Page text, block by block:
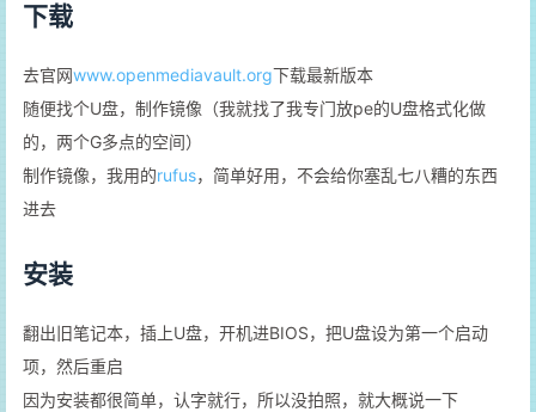
下载
去官网www.openmediavault.org下载最新版本
随便找个U盘，制作镜像（我就找了我专门放pe的U盘格式化做
的，两个G多点的空间）
制作镜像，我用的rufus，简单好用，不会给你塞乱七八糟的东西
进去
安装
翻出旧笔记本，插上U盘，开机进BIOS，把U盘设为第一个启动
项，然后重启
因为安装都很简单，认字就行，所以没拍照，就大概说一下